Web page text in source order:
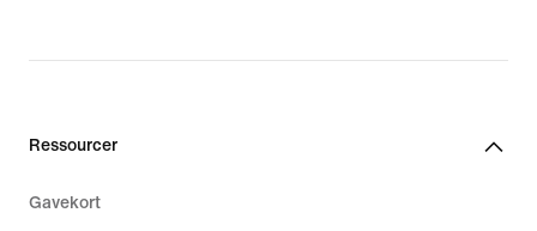
Ressourcer
Gavekort